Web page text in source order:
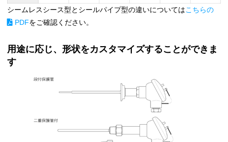
シームレスシース型とシールパイプ型の違いについてはこちらの
PDFをご確認ください。
用途に応じ、形状をカスタマイズすることができま
す